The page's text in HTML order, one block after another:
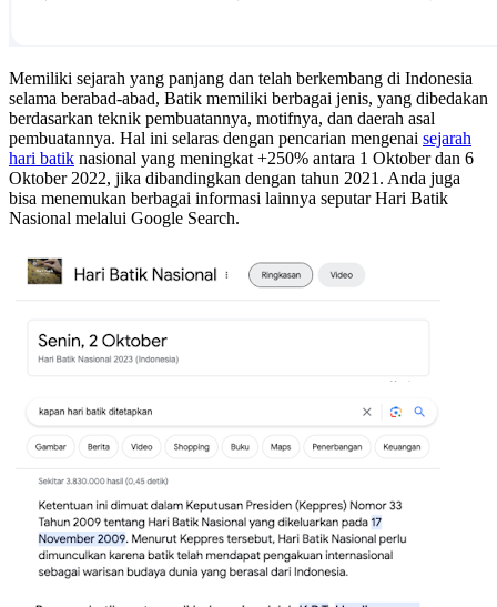
Memiliki sejarah yang panjang dan telah berkembang di Indonesia
selama berabad-abad, Batik memiliki berbagai jenis, yang dibedakan
berdasarkan teknik pembuatannya, motifnya, dan daerah asal
pembuatannya. Hal ini selaras dengan pencarian mengenai sejarah
hari batik nasional yang meningkat +250% antara 1 Oktober dan 6
Oktober 2022, jika dibandingkan dengan tahun 2021. Anda juga
bisa menemukan berbagai informasi lainnya seputar Hari Batik
Nasional melalui Google Search.